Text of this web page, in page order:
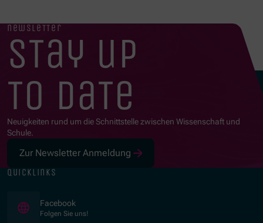
newsletter
stay up
to date
Neuigkeiten rund um die Schnittstelle zwischen Wissenschaft und
Schule.
Zur Newsletter Anmeldung
quicklinks
Facebook
Folgen Sie uns!